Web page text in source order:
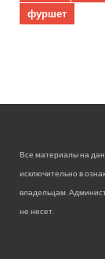
фуршет
Все материалы на
исключительно в
владельцам.
не несет.